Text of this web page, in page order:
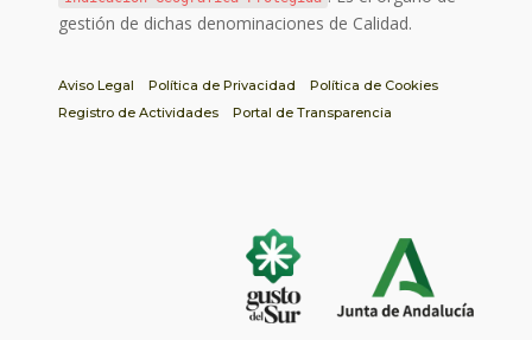
gestión de dichas denominaciones de Calidad.
Aviso Legal Política de Privacidad
Política de Cookies
Registro de Actividades
Portal de Transparencia